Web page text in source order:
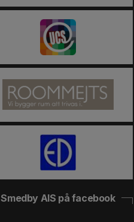
Smedby AIS på facebook